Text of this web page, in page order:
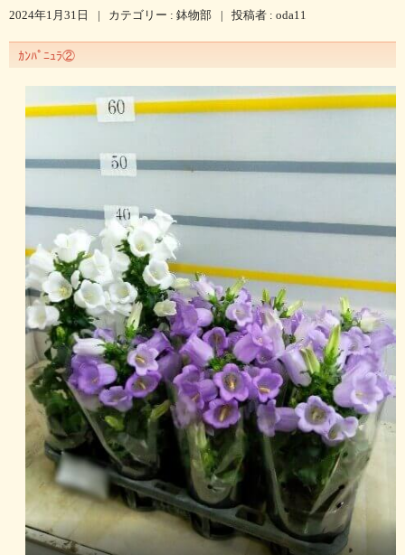
2024年1月31日 | カテゴリー : 鉢物部 | 投稿者 : oda11
ｶﾝﾊﾟﾆｭﾗ②